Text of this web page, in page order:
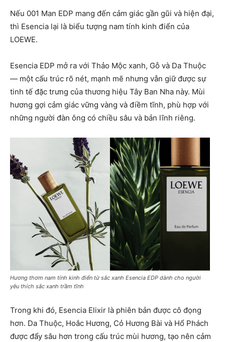
Nếu 001 Man EDP mang đến cảm giác gần gũi và hiện đại,
thì Esencia lại là biểu tượng nam tính kinh điển của
LOEWE.
Esencia EDP mở ra với Thảo Mộc xanh, Gỗ và Da Thuộc
— một cấu trúc rõ nét, mạnh mẽ nhưng vẫn giữ được sự
tinh tế đặc trưng của thương hiệu Tây Ban Nha này. Mùi
hương gợi cảm giác vững vàng và điềm tĩnh, phù hợp với
những người đàn ông có chiều sâu và bản lĩnh riêng.
Hương thơm nam tính kinh điển từ sắc xanh Esencia EDP dành cho người
yêu thích sắc xanh trầm tĩnh
Trong khi đó, Esencia Elixir là phiên bản được cô đọng
hơn. Da Thuộc, Hoắc Hương, Cỏ Hương Bài và Hổ Phách
được đẩy sâu hơn trong cấu trúc mùi hương, tạo nên cảm